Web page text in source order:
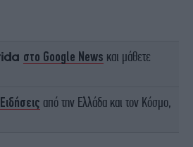
στο Google News και μάθετε
Ειδήσεις από την Ελλάδα και τον Κόσμο,